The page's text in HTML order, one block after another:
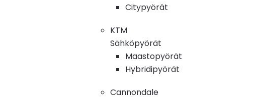
Citypyörät
KTM
Sähköpyörät
Maastopyörät
Hybridipyörät
Cannondale